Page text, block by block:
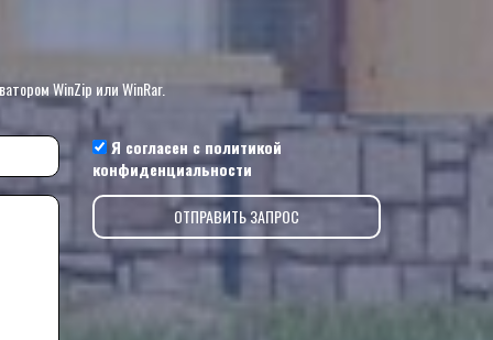
WinZip или WinRar.
Я согласен с политикой
конфиденциальности